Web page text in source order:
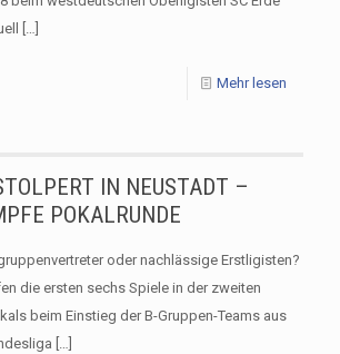
[…]
Mehr lesen
IN NEUSTADT –
POKALRUNDE
oder nachlässige Erstligisten?
die ersten sechs Spiele in der zweiten
beim Einstieg der B-Gruppen-Teams aus
[…]